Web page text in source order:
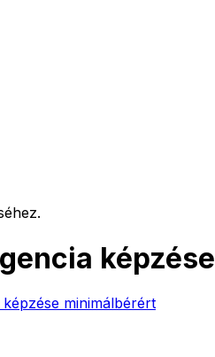
minimálbérért